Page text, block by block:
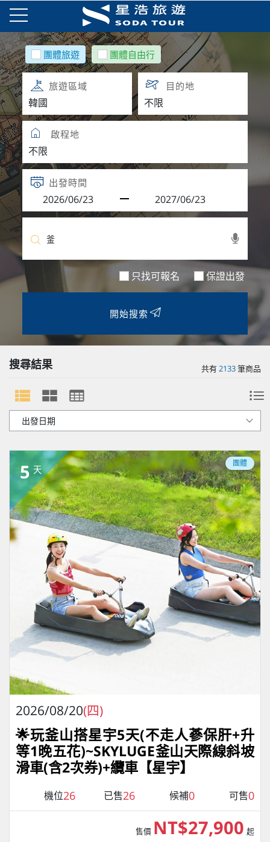
團體旅遊 團體自由行
旅遊區域 目的地
啟程地
出發時間
只找可報名 保證出發
開始搜索
搜尋結果 共有2133筆商品
5 天
團體
2026/08/20(四)
🌟玩釜山搭星宇5天(不走人蔘保肝+升
等1晚五花)~SKYLUGE釜山天際線斜坡
滑車(含2次券)+纜車【星宇】
機位26 已售26 候補0 可售0
售價 NT$27,900 起